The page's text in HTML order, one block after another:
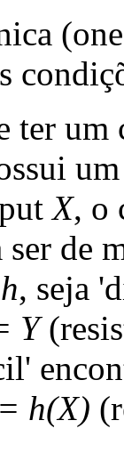
ter um
X, o
de
h, seja
Y
h(X)